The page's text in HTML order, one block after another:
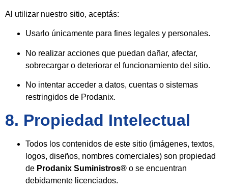
Al utilizar nuestro sitio, aceptás:
Usarlo únicamente para fines legales y personales.
No realizar acciones que puedan dañar, afectar,
sobrecargar o deteriorar el funcionamiento del sitio.
No intentar acceder a datos, cuentas o sistemas
restringidos de Prodanix.
8. Propiedad Intelectual
Todos los contenidos de este sitio (imágenes, textos,
logos, diseños, nombres comerciales) son propiedad
de Prodanix Suministros® o se encuentran
debidamente licenciados.